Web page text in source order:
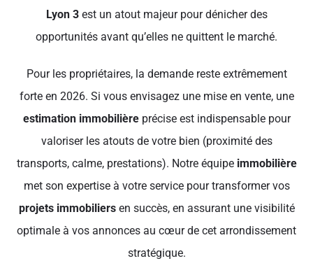
Lyon 3est un atout majeur pour dénicher des
opportunités avant qu’elles ne quittent le marché.
Pour les propriétaires, la demande reste extrêmement
forte en 2026. Si vous envisagez une mise en vente, une
estimation immobilièreprécise est indispensable pour
valoriser les atouts de votre bien (proximité des
transports, calme, prestations). Notre équipe immobilière
met son expertise à votre service pour transformer vos
projets immobiliersen succès, en assurant une visibilité
optimale à vos annonces au cœur de cet arrondissement
stratégique.